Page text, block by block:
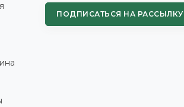
ПОДПИСАТЬСЯ НА РАССЫЛКУ